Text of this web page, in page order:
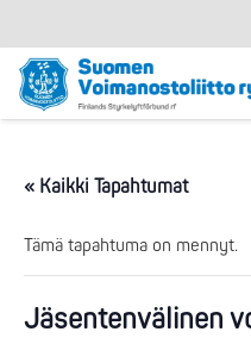
« Kaikki Tapahtumat
Tämä tapahtuma on mennyt.
Jäsentenvälinen